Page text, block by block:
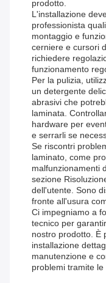
prodotto.
L'installazione
professionista
montaggio e
cerniere e cursori
richiedere
funzionamento
Per la pulizia,
un detergente
abrasivi che
laminata.
hardware per
e serrarli se
Se riscontri
laminato, come
malfunzionamenti
sezione
dell'utente. Sono
fronte all'usura
Ci impegniamo a
tecnico per
nostro prodotto. È
installazione
manutenzione e
problemi tramite